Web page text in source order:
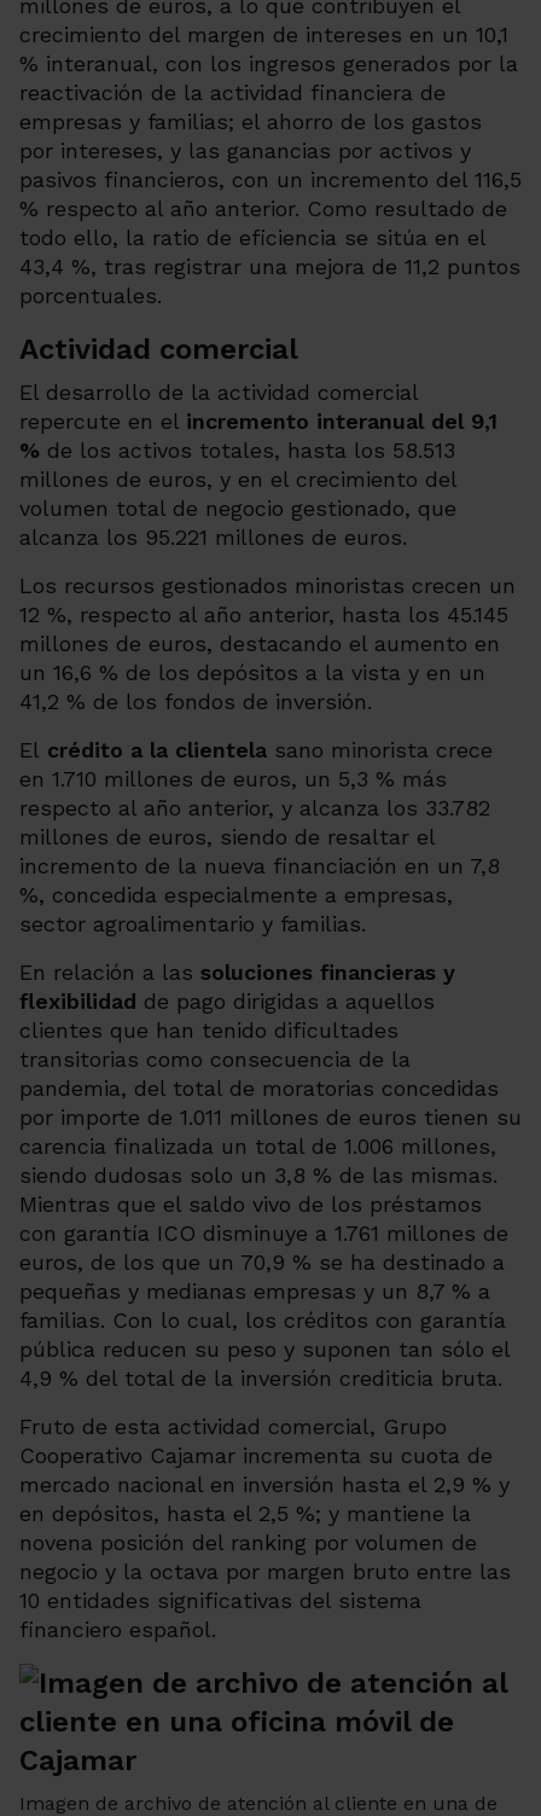
millones de euros, a lo que contribuyen el
crecimiento del margen de intereses en un 10,1
% interanual, con los ingresos generados por la
reactivación de la actividad financiera de
empresas y familias; el ahorro de los gastos
por intereses, y las ganancias por activos y
pasivos financieros, con un incremento del 116,5
% respecto al año anterior. Como resultado de
todo ello, la ratio de eficiencia se sitúa en el
43,4 %, tras registrar una mejora de 11,2 puntos
porcentuales.
Actividad comercial
El desarrollo de la actividad comercial
repercute en el incremento interanual del 9,1
% de los activos totales, hasta los 58.513
millones de euros, y en el crecimiento del
volumen total de negocio gestionado, que
alcanza los 95.221 millones de euros.
Los recursos gestionados minoristas crecen un
12 %, respecto al año anterior, hasta los 45.145
millones de euros, destacando el aumento en
un 16,6 % de los depósitos a la vista y en un
41,2 % de los fondos de inversión.
El crédito a la clientela sano minorista crece
en 1.710 millones de euros, un 5,3 % más
respecto al año anterior, y alcanza los 33.782
millones de euros, siendo de resaltar el
incremento de la nueva financiación en un 7,8
%, concedida especialmente a empresas,
sector agroalimentario y familias.
En relación a las soluciones financieras y
flexibilidad de pago dirigidas a aquellos
clientes que han tenido dificultades
transitorias como consecuencia de la
pandemia, del total de moratorias concedidas
por importe de 1.011 millones de euros tienen su
carencia finalizada un total de 1.006 millones,
siendo dudosas solo un 3,8 % de las mismas.
Mientras que el saldo vivo de los préstamos
con garantía ICO disminuye a 1.761 millones de
euros, de los que un 70,9 % se ha destinado a
pequeñas y medianas empresas y un 8,7 % a
familias. Con lo cual, los créditos con garantía
pública reducen su peso y suponen tan sólo el
4,9 % del total de la inversión crediticia bruta.
Fruto de esta actividad comercial, Grupo
Cooperativo Cajamar incrementa su cuota de
mercado nacional en inversión hasta el 2,9 % y
en depósitos, hasta el 2,5 %; y mantiene la
novena posición del ranking por volumen de
negocio y la octava por margen bruto entre las
10 entidades significativas del sistema
financiero español.
Imagen de archivo de atención al cliente en una de